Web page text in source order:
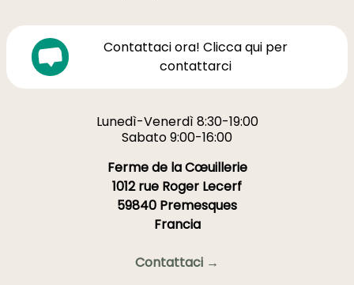
Contattaci ora! Clicca qui per
contattarci
Lunedì-Venerdì 8:30-19:00
Sabato 9:00-16:00
Ferme de la Cœuillerie
1012 rue Roger Lecerf
59840 Premesques
Francia
Contattaci →